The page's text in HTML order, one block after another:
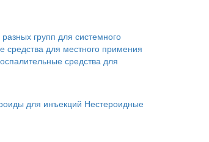
групп для системного
средства для местного примения
средства для
для инъекций Нестероидные